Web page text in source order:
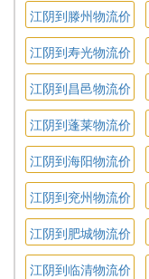
格
江阴到滕州物流价
格
江阴到寿光物流价
格
江阴到昌邑物流价
格
江阴到蓬莱物流价
格
江阴到海阳物流价
格
江阴到兖州物流价
格
江阴到肥城物流价
格
江阴到临清物流价